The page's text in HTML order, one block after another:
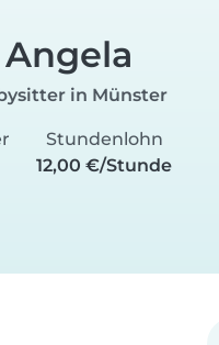
Angela
in Münster
Stundenlohn
12,00 €/Stunde